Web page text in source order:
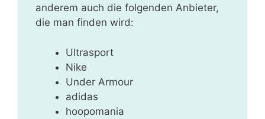
anderem auch die folgenden Anbieter,
die man finden wird:
Ultrasport
Nike
Under Armour
adidas
hoopomania